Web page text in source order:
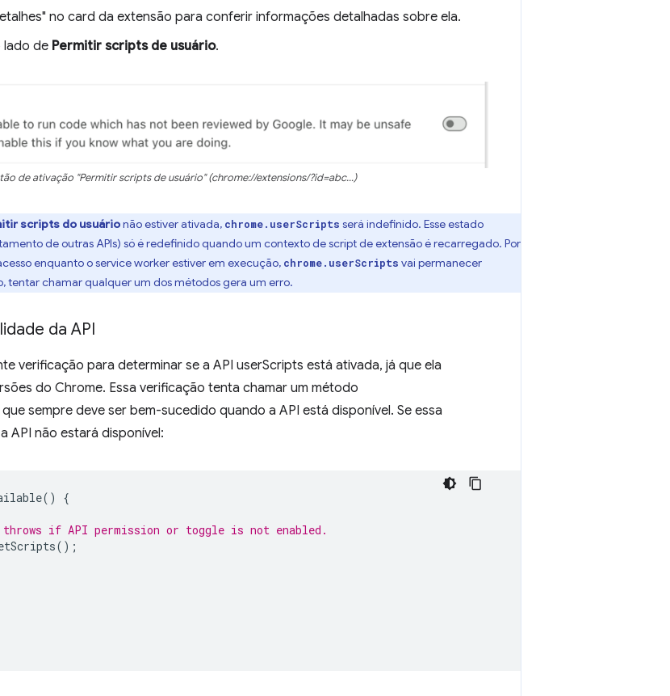
no card da extensão para conferir informações detalhadas sobre ela.
lado de Permitir scripts de usuário.
de ativação "Permitir scripts de usuário" (chrome://extensions/?id=abc...)
scripts do usuárionão estiver ativada, chrome.userScripts será indefinido. Esse estado
de outras APIs) só é redefinido quando um contexto de script de extensão é recarregado. Por
enquanto o service worker estiver em execução, chrome.userScripts vai permanecer
tentar chamar qualquer um dos métodos gera um erro.
da API
verificação para determinar se a API userScripts está ativada, já que ela
do Chrome. Essa verificação tenta chamar um método
que sempre deve ser bem-sucedido quando a API está disponível. Se essa
API não estará disponível:
()
{
if API permission or toggle is not enabled.
();